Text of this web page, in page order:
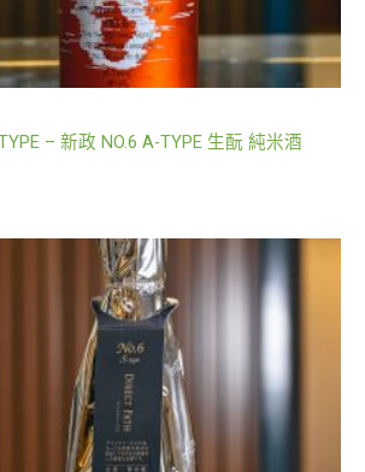
– 新政 NO.6 A-TYPE 生酛 純米酒